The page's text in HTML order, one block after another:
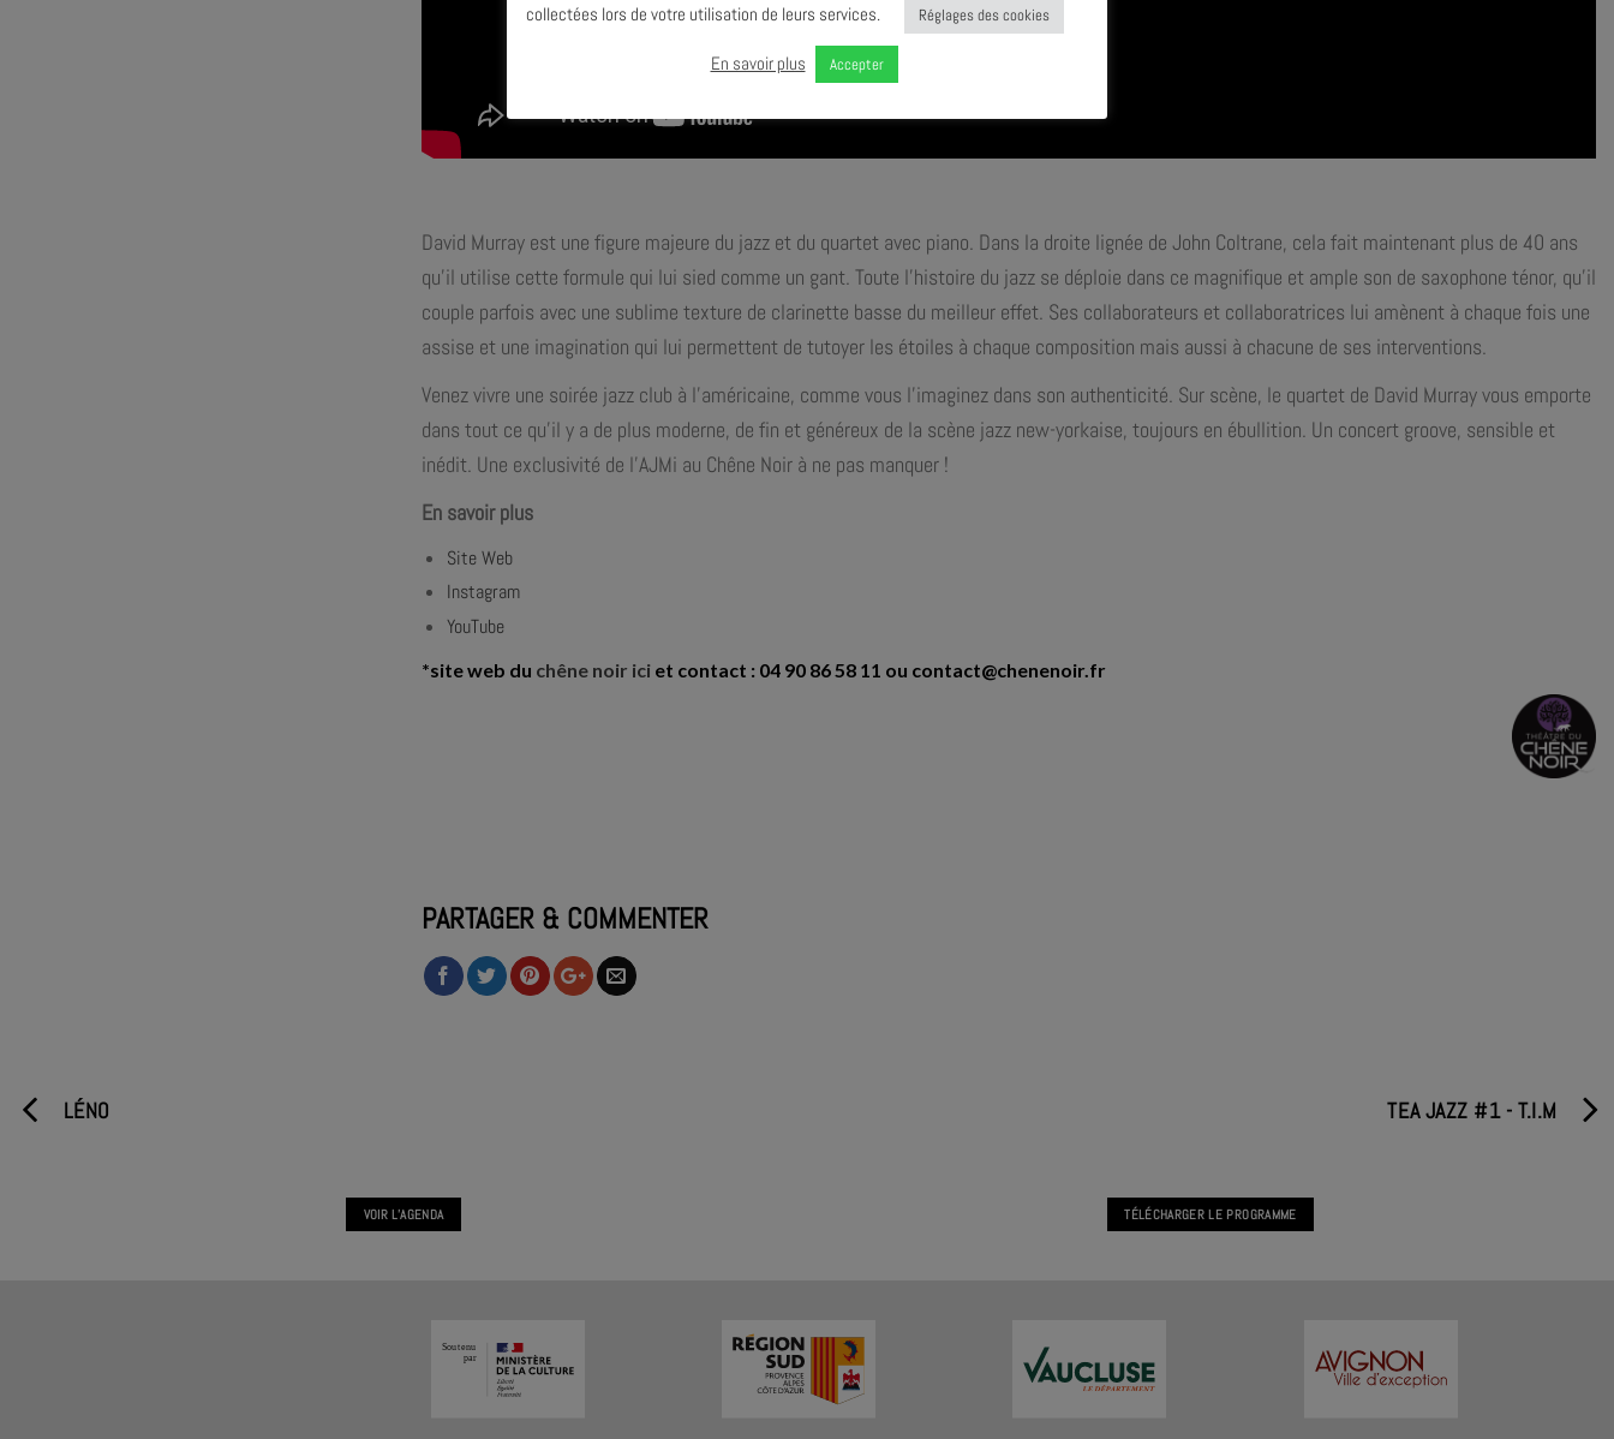
David Murray est une figure majeure du jazz et du quartet avec piano. Dans la droite lignée de John Coltrane, cela fait maintenant plus de 40 ans
qu’il utilise cette formule qui lui sied comme un gant. Toute l’histoire du jazz se déploie dans ce magnifique et ample son de saxophone ténor, qu’il
couple parfois avec une sublime texture de clarinette basse du meilleur effet. Ses collaborateurs et collaboratrices lui amènent à chaque fois une
assise et une imagination qui lui permettent de tutoyer les étoiles à chaque composition mais aussi à chacune de ses interventions.
Venez vivre une soirée jazz club à l’américaine, comme vous l’imaginez dans son authenticité. Sur scène, le quartet de David Murray vous emporte
dans tout ce qu’il y a de plus moderne, de fin et généreux de la scène jazz new-yorkaise, toujours en ébullition. Un concert groove, sensible et
inédit. Une exclusivité de l’AJMi au Chêne Noir à ne pas manquer !
En savoir plus
Site Web
Instagram
YouTube
*site web du chêne noir ici et contact : 04 90 86 58 11 ou contact@chenenoir.fr
PARTAGER & COMMENTER
LÉNO TEA JAZZ #1 - T.I.M
VOIR L'AGENDA TÉLÉCHARGER LE PROGRAMME
collectées lors de votre utilisation de leurs services.
Réglages des cookies
En savoir plus Accepter